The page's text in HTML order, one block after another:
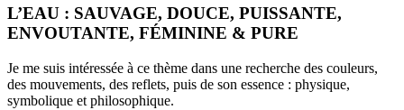
L’EAU : SAUVAGE, DOUCE, PUISSANTE,
ENVOUTANTE, FÉMININE & PURE
Je me suis intéressée à ce thème dans une recherche des couleurs,
des mouvements, des reflets, puis de son essence : physique,
symbolique et philosophique.